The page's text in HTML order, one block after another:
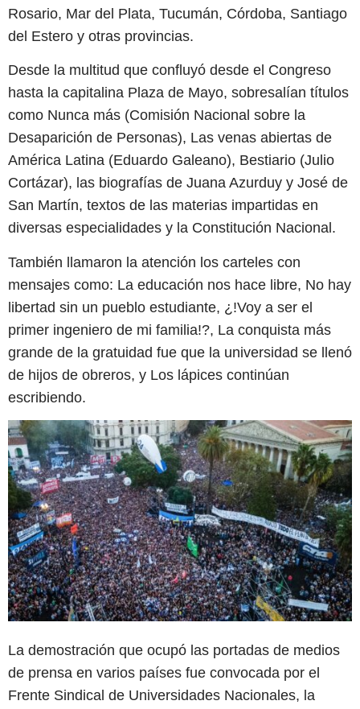
Rosario, Mar del Plata, Tucumán, Córdoba, Santiago
del Estero y otras provincias.
Desde la multitud que confluyó desde el Congreso
hasta la capitalina Plaza de Mayo, sobresalían títulos
como Nunca más (Comisión Nacional sobre la
Desaparición de Personas), Las venas abiertas de
América Latina (Eduardo Galeano), Bestiario (Julio
Cortázar), las biografías de Juana Azurduy y José de
San Martín, textos de las materias impartidas en
diversas especialidades y la Constitución Nacional.
También llamaron la atención los carteles con
mensajes como: La educación nos hace libre, No hay
libertad sin un pueblo estudiante, ¿!Voy a ser el
primer ingeniero de mi familia!?, La conquista más
grande de la gratuidad fue que la universidad se llenó
de hijos de obreros, y Los lápices continúan
escribiendo.
La demostración que ocupó las portadas de medios
de prensa en varios países fue convocada por el
Frente Sindical de Universidades Nacionales, la